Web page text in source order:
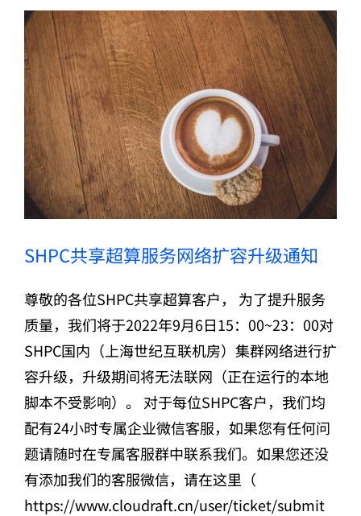
SHPC共享超算服务网络扩容升级通知
尊敬的各位SHPC共享超算客户， 为了提升服务
质量，我们将于2022年9月6日15：00~23：00对
SHPC国内（上海世纪互联机房）集群网络进行扩
容升级，升级期间将无法联网（正在运行的本地
脚本不受影响）。 对于每位SHPC客户，我们均
配有24小时专属企业微信客服，如果您有任何问
题请随时在专属客服群中联系我们。如果您还没
有添加我们的客服微信，请在这里（
https://www.cloudraft.cn/user/ticket/submit